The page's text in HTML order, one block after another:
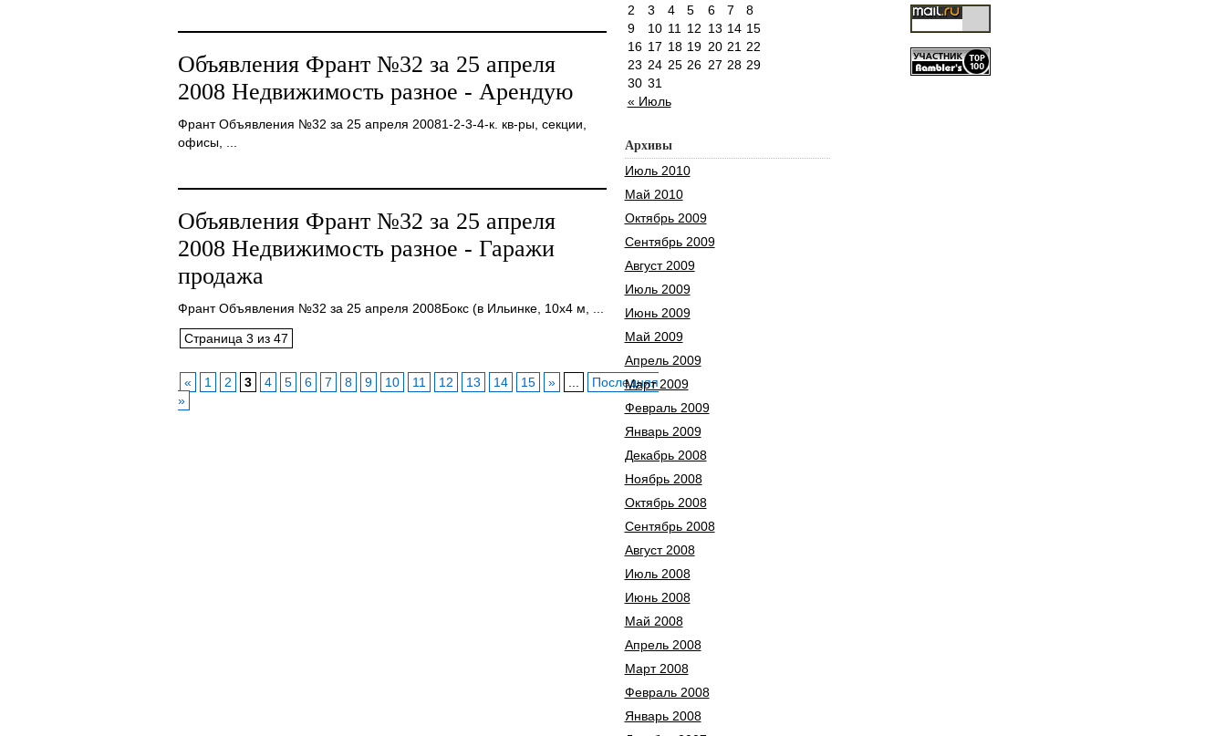
Объявления Франт №32 за 25 апреля
2008 Недвижимость разное - Арендую
Франт Объявления №32 за 25 апреля 20081-2-3-4-к. кв-ры, секции,
офисы, ...
Объявления Франт №32 за 25 апреля
2008 Недвижимость разное - Гаражи
продажа
Франт Объявления №32 за 25 апреля 2008Бокс (в Ильинке, 10х4 м, ...
Страница 3 из 47
« 1 2 3 4 5 6 7 8 9 10 11 12 13 14 15 »
Последняя
»
« Июль
2
3 4 5 6 7
8
9
10 11 12 13 14 15
16 17 18 19 20 21 22
23 24 25 26 27 28 29
30 31
Архивы
Июль 2010
Май 2010
Октябрь 2009
Сентябрь 2009
Август 2009
Июль 2009
Июнь 2009
Май 2009
Апрель 2009
Март 2009
Февраль 2009
Январь 2009
Декабрь 2008
Ноябрь 2008
Октябрь 2008
Сентябрь 2008
Август 2008
Июль 2008
Июнь 2008
Май 2008
Апрель 2008
Март 2008
Февраль 2008
Январь 2008